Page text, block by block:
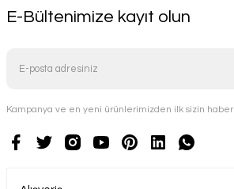
E-Bültenimize kayıt olun
Kampanya ve en yeni ürünlerimizden ilk sizin